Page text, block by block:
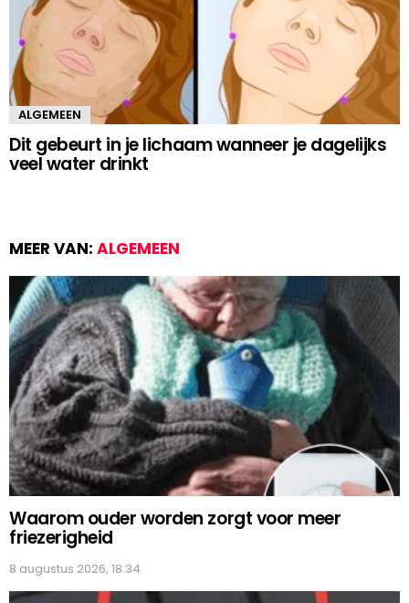
ALGEMEEN
Dit gebeurt in je lichaam wanneer je dagelijks
veel water drinkt
MEER VAN: ALGEMEEN
Waarom ouder worden zorgt voor meer
friezerigheid
8 augustus 2026, 18:34